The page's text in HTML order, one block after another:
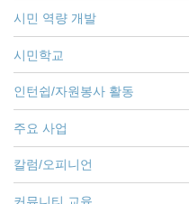
시민 역량 개발
시민학교
인턴쉽/자원봉사 활동
주요 사업
칼럼/오피니언